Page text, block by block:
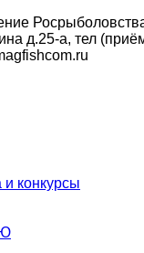
д.25-а, тел
и конкурсы